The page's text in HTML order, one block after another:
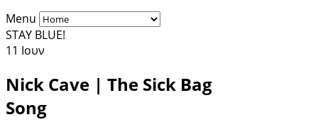
Menu
STAY BLUE!
11 Ιουν
Nick Cave | The Sick Bag
Song